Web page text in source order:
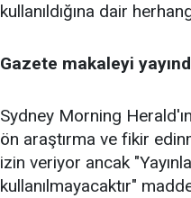
kullanıldığına dair
Gazete makaleyi
Sydney Morning
ön araştırma ve fikir
izin veriyor ancak
kullanılmayacaktır"